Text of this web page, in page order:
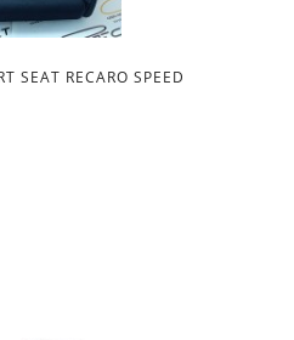
SEAT RECARO SPEED